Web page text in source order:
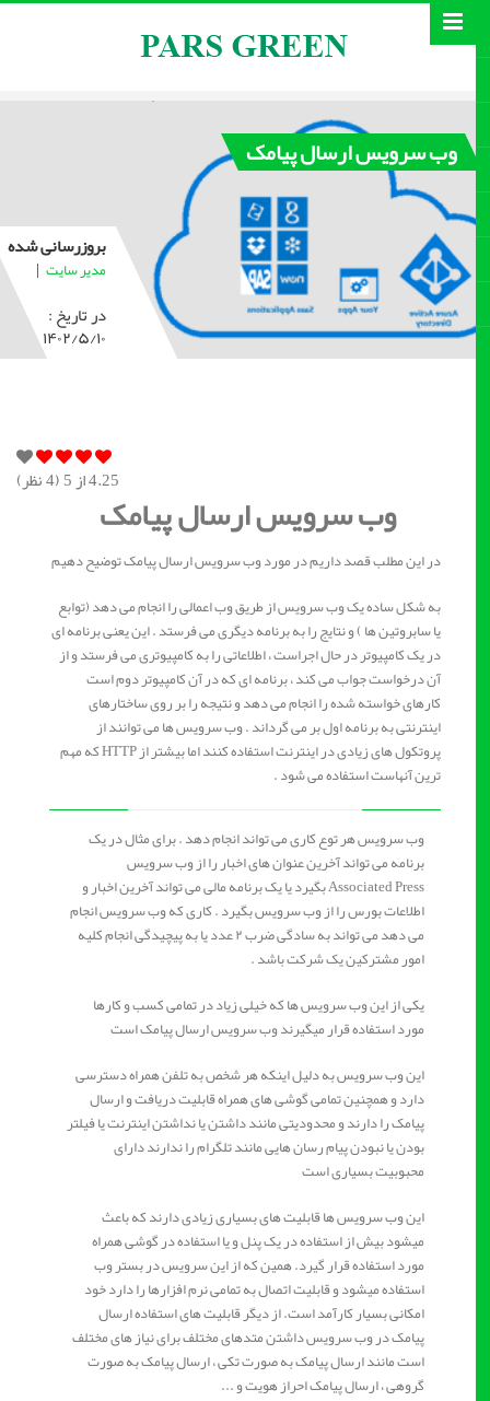
وب سرویس ارسال پیامک
بروزرسانی شده
مدیر سایت |
در تاریخ :
۱۴۰۲/۵/۱۰
4.25از 5 ( 4نظر)
وب سرویس ارسال پیامک
در این مطلب قصد داریم در مورد وب سرویس ارسال پیامک توضیح دهیم
به شکل ساده یک وب سرویس از طریق وب اعمالی را انجام می دهد (توابع
یا سابروتین ها ) و نتایج را به برنامه دیگری می فرستد . این یعنی برنامه ای
در یک کامپیوتر در حال اجراست ، اطلاعاتی را به کامپیوتری می فرستد و از
آن درخواست جواب می کند ، برنامه ای که در آن کامپیوتر دوم است
کارهای خواسته شده را انجام می دهد و نتیجه را بر روی ساختارهای
اینترنتی به برنامه اول بر می گرداند . وب سرویس ها می توانند از
پروتکول های زیادی در اینترنت استفاده کنند اما بیشتر از HTTP که مهم
ترین آنهاست استفاده می شود .
وب سرویس هر توع کاری می تواند انجام دهد . برای مثال در یک
برنامه می تواند آخرین عنوان های اخبار را از وب سرویس
Associated Press بگیرد یا یک برنامه مالی می تواند آخرین اخبار و
اطلاعات بورس را از وب سرویس بگیرد . کاری که وب سرویس انجام
می دهد می تواند به سادگی ضرب ۲ عدد یا به پیچیدگی انجام کلیه
امور مشترکین یک شرکت باشد .
یکی از این وب سرویس ها که خیلی زیاد در تمامی کسب و کارها
مورد استفاده قرار میگیرند وب سرویس ارسال پیامک است
این وب سرویس به دلیل اینکه هر شخص به تلفن همراه دسترسی
دارد و همچنین تمامی گوشی های همراه قابلیت دریافت و ارسال
پیامک را دارند و محدودیتی مانند داشتن یا نداشتن اینترنت یا فیلتر
بودن یا نبودن پیام رسان هایی مانند تلگرام را ندارند دارای
محبوبیت بسیاری است
این وب سرویس ها قابلیت های بسیاری زیادی دارند که باعث
میشود بیش از استفاده در یک پنل و یا استفاده در گوشی همراه
مورد استفاده قرار گیرد. همین که از این سرویس در بستر وب
استفاده میشود و قابلیت اتصال به تمامی نرم افزارها را دارد خود
امکانی بسیار کارآمد است. از دیگر قابلیت های استفاده ارسال
پیامک در وب سرویس داشتن متدهای مختلف برای نیاز های مختلف
است مانند ارسال پیامک به صورت تکی ، ارسال پیامک به صورت
گروهی ، ارسال پیامک احراز هویت و ...